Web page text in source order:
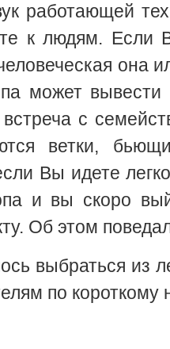
работающей
к людям. Если
она
может
с
ветки,
Вы идете
и вы скоро
Об этом
выбраться из
по короткому